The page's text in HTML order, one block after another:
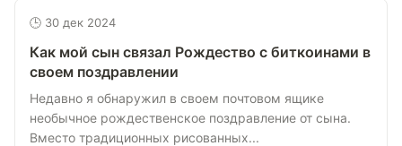
🕒 30 дек 2024
Как мой сын связал Рождество с биткоинами в
своем поздравлении
Недавно я обнаружил в своем почтовом ящике
необычное рождественское поздравление от сына.
Вместо традиционных рисованных...